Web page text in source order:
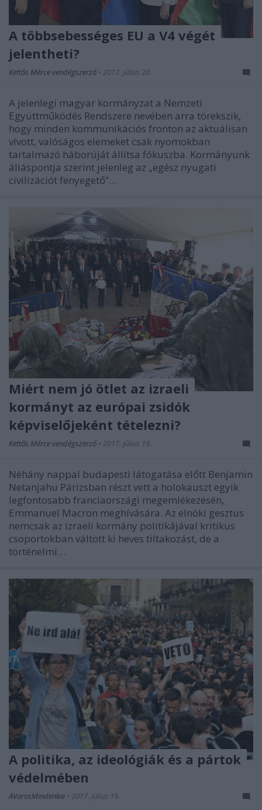
A többsebességes EU a V4 végét
jelentheti?
Kettős Mérce vendégszerző • 2017. július 20.
A jelenlegi magyar kormányzat a Nemzeti
Együttműködés Rendszere nevében arra törekszik,
hogy minden kommunikációs fronton az aktuálisan
vívott, valóságos elemeket csak nyomokban
tartalmazó háborúját állítsa fókuszba. Kormányunk
álláspontja szerint jelenleg az „egész nyugati
civilizációt fenyegető”…
Miért nem jó ötlet az izraeli
kormányt az európai zsidók
képviselőjeként tételezni?
Kettős Mérce vendégszerző • 2017. július 19.
Néhány nappal budapesti látogatása előtt Benjamin
Netanjahu Párizsban részt vett a holokauszt egyik
legfontosabb franciaországi megemlékezésén,
Emmanuel Macron meghívására. Az elnöki gesztus
nemcsak az izraeli kormány politikájával kritikus
csoportokban váltott ki heves tiltakozást, de a
történelmi…
A politika, az ideológiák és a pártok
védelmében
AVarosMindenkie • 2017. július 19.